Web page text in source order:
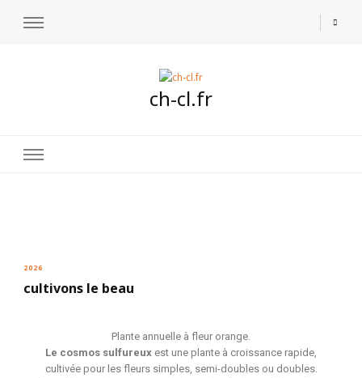
ch-cl.fr
2026
cultivons le beau
Plante annuelle à fleur orange.
Le cosmos sulfureux est une plante à croissance rapide,
cultivée pour les fleurs simples, semi-doubles ou doubles.